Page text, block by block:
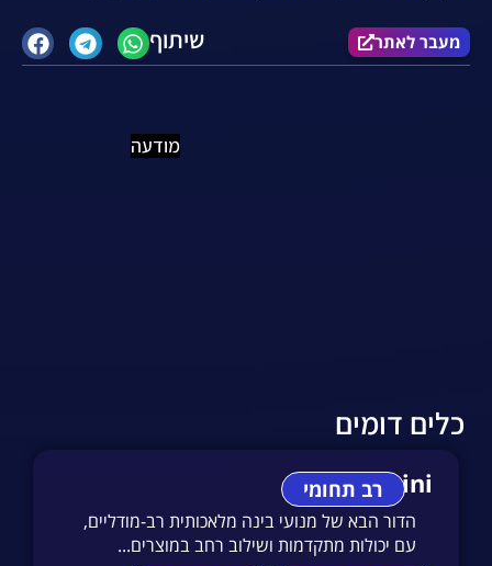
מעבר לאתר שיתוף
מודעה
כלים דומים
רב תחומיGemini
הדור הבא של מנועי בינה מלאכותית רב-מודליים,
עם יכולות מתקדמות ושילוב רחב במוצרים...